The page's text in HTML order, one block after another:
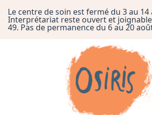
Le centre de soin est fermé du 3 au
Interprétariat reste ouvert et joignable
49. Pas de permanence du 6 au 20